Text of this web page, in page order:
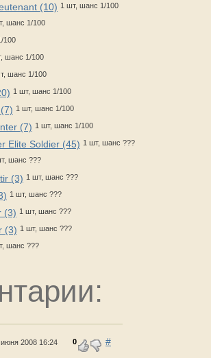
(10) 1 шт, шанс 1/100
шанс 1/100
100
шанс 1/100
шанс 1/100
1 шт, шанс 1/100
1 шт, шанс 1/100
(7) 1 шт, шанс 1/100
Elite Soldier (45) 1 шт, шанс ???
шанс ???
(3) 1 шт, шанс ???
1 шт, шанс ???
(3) 1 шт, шанс ???
(3) 1 шт, шанс ???
шанс ???
июня 2008 16:24 0 #